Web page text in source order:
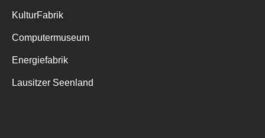
KulturFabrik
Computermuseum
Energiefabrik
Lausitzer Seenland